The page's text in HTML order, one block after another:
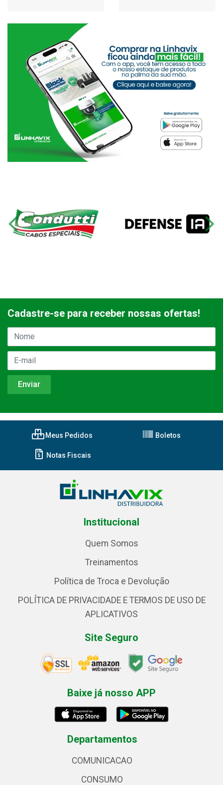
Cadastre-se para receber nossas ofertas!
Meus Pedidos Boletos
Notas Fiscais
Institucional
Quem Somos
Treinamentos
Política de Troca e Devolução
POLÍTICA DE PRIVACIDADE E TERMOS DE USO DE
APLICATIVOS
Site Seguro
Baixe já nosso APP
Departamentos
COMUNICACAO
CONSUMO